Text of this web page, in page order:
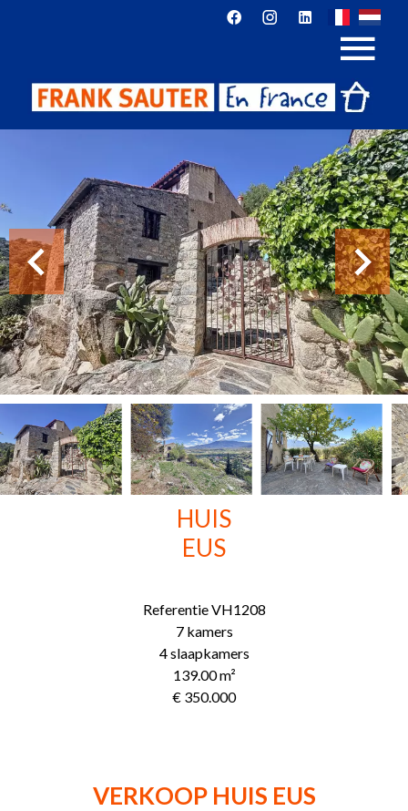
HUIS
EUS
ReferentieVH1208
7 kamers
4 slaapkamers
139.00m²
€ 350.000
VERKOOP HUIS EUS